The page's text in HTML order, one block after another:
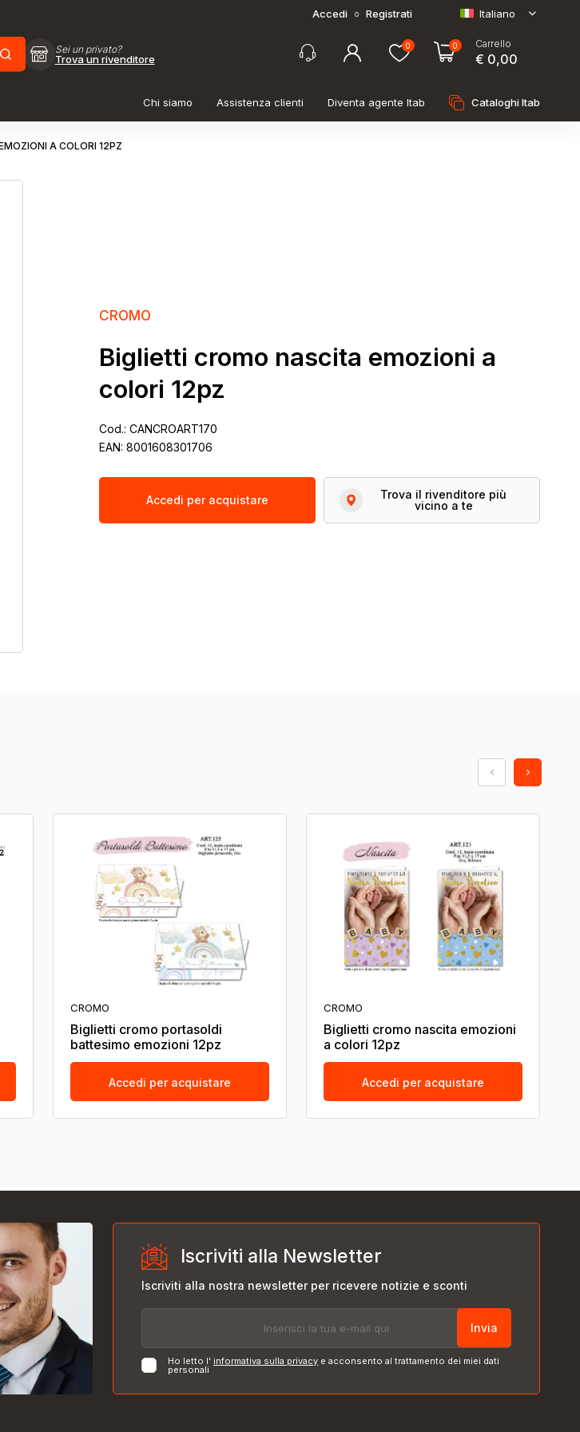
Accedi o Registrati Italiano
Sei un privato?
Trova un rivenditore
0 0 Carrello
€ 0,00
Chi siamo Assistenza clienti Diventa agente Itab Cataloghi Itab
A COLORI 12PZ
CROMO
Biglietti cromo nascita emozioni a
colori 12pz
Cod.: CANCROART170
EAN: 8001608301706
Accedi per acquistare
Trova il rivenditore più
vicino a te
CROMO
Biglietti cromo portasoldi
battesimo emozioni 12pz
Accedi per acquistare
CROMO
Biglietti cromo nascita emozioni
a colori 12pz
Accedi per acquistare
Iscriviti alla Newsletter
Iscriviti alla nostra newsletter per ricevere notizie e sconti
Invia
Ho letto l'informativa sulla privacy e acconsento al trattamento dei miei dati
personali